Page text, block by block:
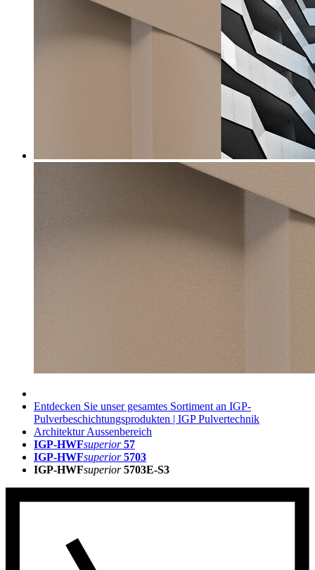
Entdecken Sie unser gesamtes Sortiment an IGP-
Pulverbeschichtungsprodukten | IGP Pulvertechnik
Architektur Aussenbereich
IGP-HWFsuperior 57
IGP-HWFsuperior 5703
IGP-HWFsuperior 5703E-S3